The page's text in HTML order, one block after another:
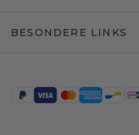
BESONDERE LINKS